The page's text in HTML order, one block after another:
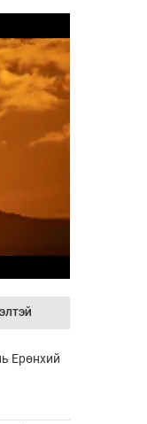
Ерөнхий